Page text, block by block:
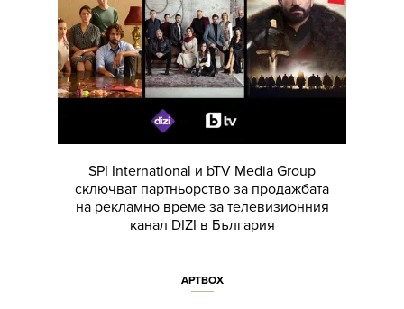
SPI International и bTV Media Group
сключват партньорство за продажбата
на рекламно време за телевизионния
канал DIZI в България
АРТBOX